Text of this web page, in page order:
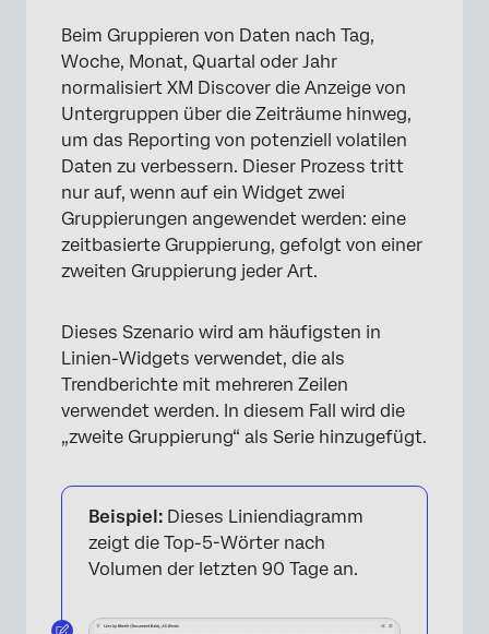
Beim Gruppieren von Daten nach Tag,
Woche, Monat, Quartal oder Jahr
normalisiert XM Discover die Anzeige von
Untergruppen über die Zeiträume hinweg,
um das Reporting von potenziell volatilen
Daten zu verbessern. Dieser Prozess tritt
nur auf, wenn auf ein Widget zwei
Gruppierungen angewendet werden: eine
zeitbasierte Gruppierung, gefolgt von einer
zweiten Gruppierung jeder Art.
Dieses Szenario wird am häufigsten in
Linien-Widgets verwendet, die als
Trendberichte mit mehreren Zeilen
verwendet werden. In diesem Fall wird die
„zweite Gruppierung“ als Serie hinzugefügt.
Beispiel: Dieses Liniendiagramm
zeigt die Top-5-Wörter nach
Volumen der letzten 90 Tage an.